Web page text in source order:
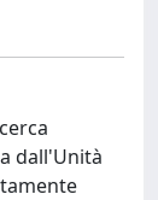
dall'Unità